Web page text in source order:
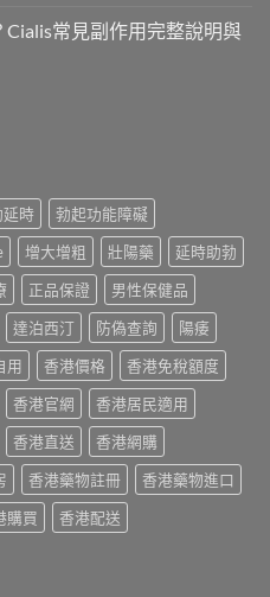
常見副作用完整說明與
延時
勃起功能障礙
增大增粗 壯陽藥
延時助勃
正品保證
男性保健品
達泊西汀 防偽查詢
陽痿
用 香港價格
香港免稅額度
香港官網
香港居民適用
香港直送
香港網購
香港藥物註冊
香港藥物進口
購買 香港配送